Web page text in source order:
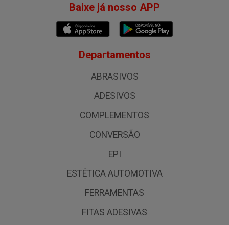
Baixe já nosso APP
Departamentos
ABRASIVOS
ADESIVOS
COMPLEMENTOS
CONVERSÃO
EPI
ESTÉTICA AUTOMOTIVA
FERRAMENTAS
FITAS ADESIVAS